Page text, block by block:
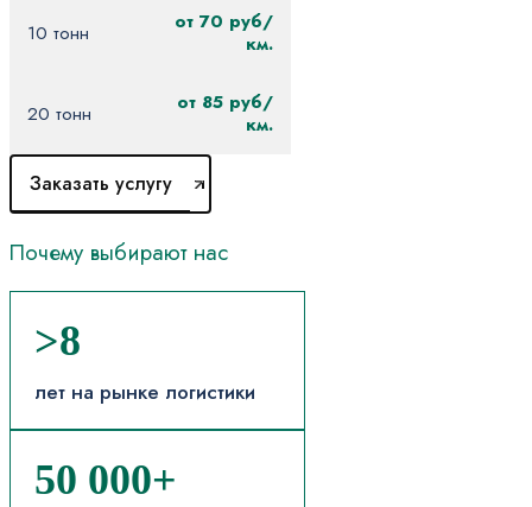
10 тонн
от 70 руб/
км.
20 тонн
от 85 руб/
км.
Заказать услугу
Почему выбирают нас
>8
лет на рынке логистики
50 000+